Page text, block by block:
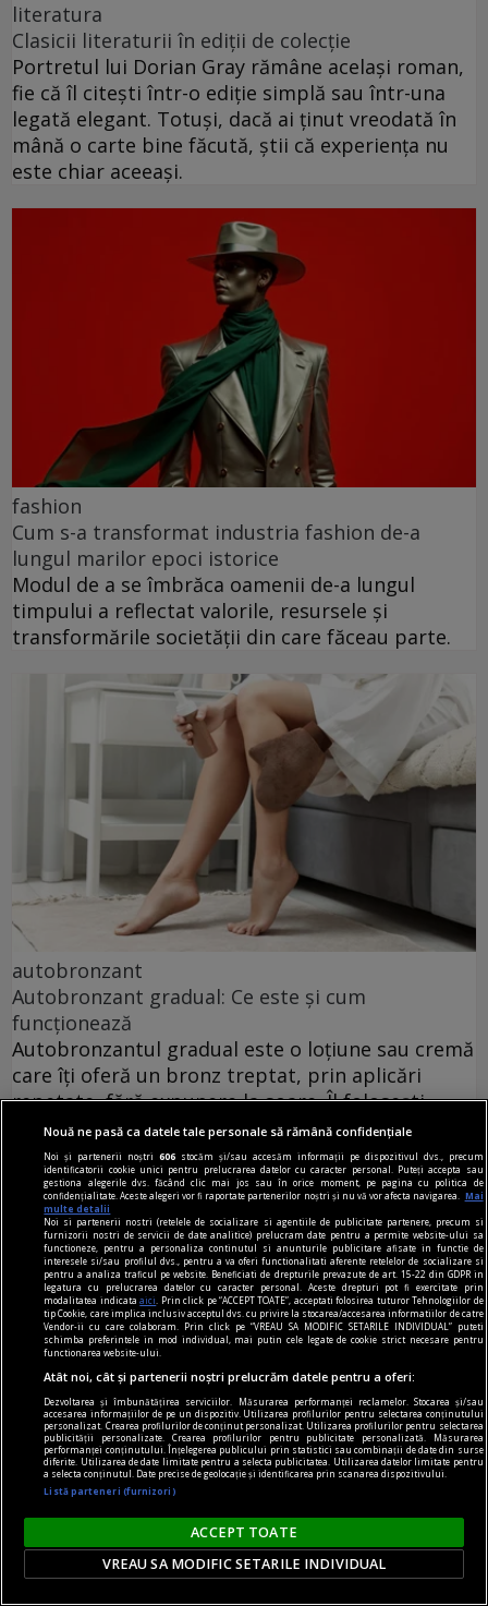
literatura
Clasicii literaturii în ediții de colecție
Portretul lui Dorian Gray rămâne același roman,
fie că îl citești într-o ediție simplă sau într-una
legată elegant. Totuși, dacă ai ținut vreodată în
mână o carte bine făcută, știi că experiența nu
este chiar aceeași.
fashion
Cum s-a transformat industria fashion de-a
lungul marilor epoci istorice
Modul de a se îmbrăca oamenii de-a lungul
timpului a reflectat valorile, resursele și
transformările societății din care făceau parte.
autobronzant
Autobronzant gradual: Ce este și cum
funcționează
Autobronzantul gradual este o loțiune sau cremă
care îți oferă un bronz treptat, prin aplicări
repetate, fără expunere la soare. Îl folosești
zilnic, ca pe o cremă de corp, iar culoarea se
intensifică de la o zi la alta. Rezultatul? Un ton
cald, uniform, pe care îl controlezi ușor.
comunicat
BRAT își prezintă poziția față de textul curent al
Digital Omnibus VII și atrage atenția asupra
Nouă ne pasă ca datele tale personale să rămână confidențiale
Noi și partenerii noștri606 stocăm și/sau accesăm informații pe dispozitivul dvs., precum
identificatorii cookie unici pentru prelucrarea datelor cu caracter personal. Puteți accepta sau
gestiona alegerile dvs. făcând clic mai jos sau în orice moment, pe pagina cu politica de
confidențialitate. Aceste alegeri vor fi raportate partenerilor noștri și nu vă vor afecta navigarea.
Mai
multe detalii
Noi si partenerii nostri (retelele de socializare si agentiile de publicitate partenere, precum si
furnizorii nostri de servicii de date analitice) prelucram date pentru a permite website-ului sa
functioneze, pentru a personaliza continutul si anunturile publicitare afisate in functie de
interesele si/sau profilul dvs., pentru a va oferi functionalitati aferente retelelor de socializare si
pentru a analiza traficul pe website. Beneficiati de drepturile prevazute de art. 15-22 din GDPR in
legatura cu prelucrarea datelor cu caracter personal. Aceste drepturi pot fi exercitate prin
modalitatea indicataaici
. Prin click pe “ACCEPT TOATE”, acceptati folosirea tuturor Tehnologiilor de
tip Cookie, care implica inclusiv acceptul dvs. cu privire la stocarea/accesarea informatiilor de catre
Vendor-ii cu care colaboram. Prin click pe “VREAU SA MODIFIC SETARILE INDIVIDUAL” puteti
schimba preferintele in mod individual, mai putin cele legate de cookie strict necesare pentru
functionarea website-ului.
Atât noi, cât și partenerii noștri prelucrăm datele pentru a oferi:
Dezvoltarea și îmbunătățirea serviciilor. Măsurarea performanței reclamelor. Stocarea și/sau
accesarea informațiilor de pe un dispozitiv. Utilizarea profilurilor pentru selectarea conținutului
personalizat. Crearea profilurilor de conținut personalizat. Utilizarea profilurilor pentru selectarea
publicității personalizate. Crearea profilurilor pentru publicitate personalizată. Măsurarea
performanței conținutului. Înțelegerea publicului prin statistici sau combinații de date din surse
diferite. Utilizarea de date limitate pentru a selecta publicitatea. Utilizarea datelor limitate pentru
a selecta conținutul. Date precise de geolocație și identificarea prin scanarea dispozitivului.
Listă parteneri (furnizori)
ACCEPT TOATE
VREAU SA MODIFIC SETARILE INDIVIDUAL